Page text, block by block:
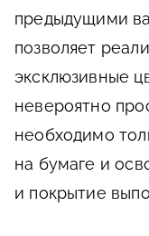
предыдущими
позволяет
эксклюзивные
невероятно
необходимо
на бумаге и
и покрытие